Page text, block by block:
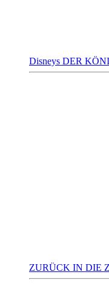
Disneys DER
ZURÜCK IN DIE